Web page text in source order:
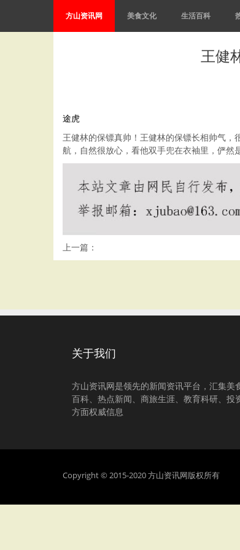
方山资讯网 美食文化 生活百科
王健
途虎
王健林的保镖真帅！王健林的保镖长相帅气
航，自然很放心，看他双手兜在衣袖里，俨然
上一篇：
关于我们
方山资讯网是领先的新闻资讯平台，汇集美
百科、热点新闻、商旅生涯、教育科研、投
方面权威信息
Copyright © 2015-2020 方山资讯网版权所有